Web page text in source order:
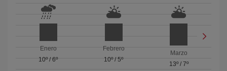
Enero
10º/6º
Febrero
10º/ 5º
Marzo
13º/ 7º